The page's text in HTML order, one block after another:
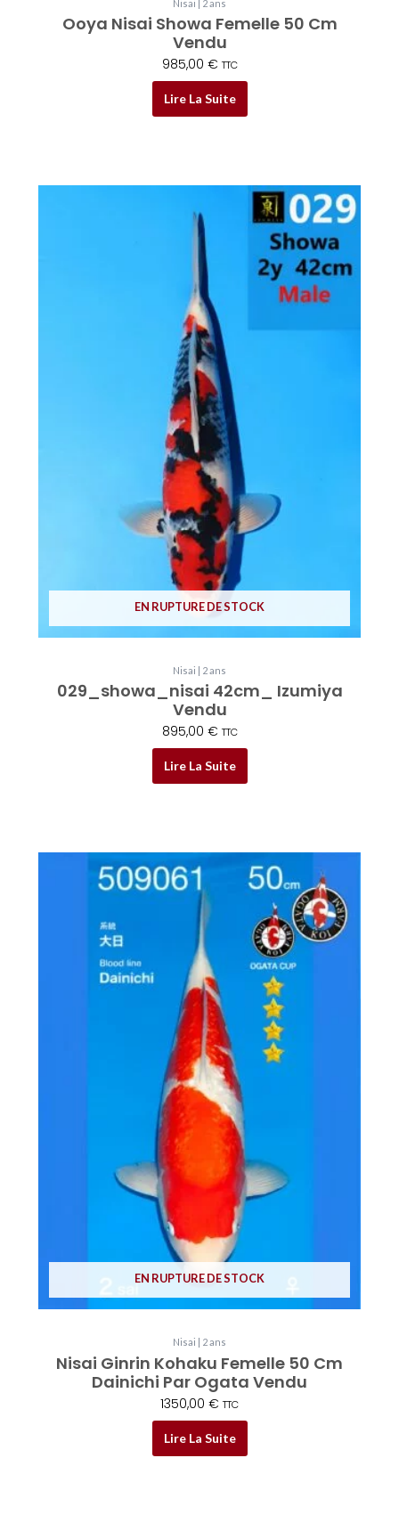
Nisai | 2 ans
Ooya Nisai Showa Femelle 50 Cm
Vendu
985,00 € TTC
Lire La Suite
EN RUPTURE DE STOCK
Nisai | 2 ans
029_showa_nisai 42cm_ Izumiya
Vendu
895,00 € TTC
Lire La Suite
EN RUPTURE DE STOCK
Nisai | 2 ans
Nisai Ginrin Kohaku Femelle 50 Cm
Dainichi Par Ogata Vendu
1350,00 € TTC
Lire La Suite